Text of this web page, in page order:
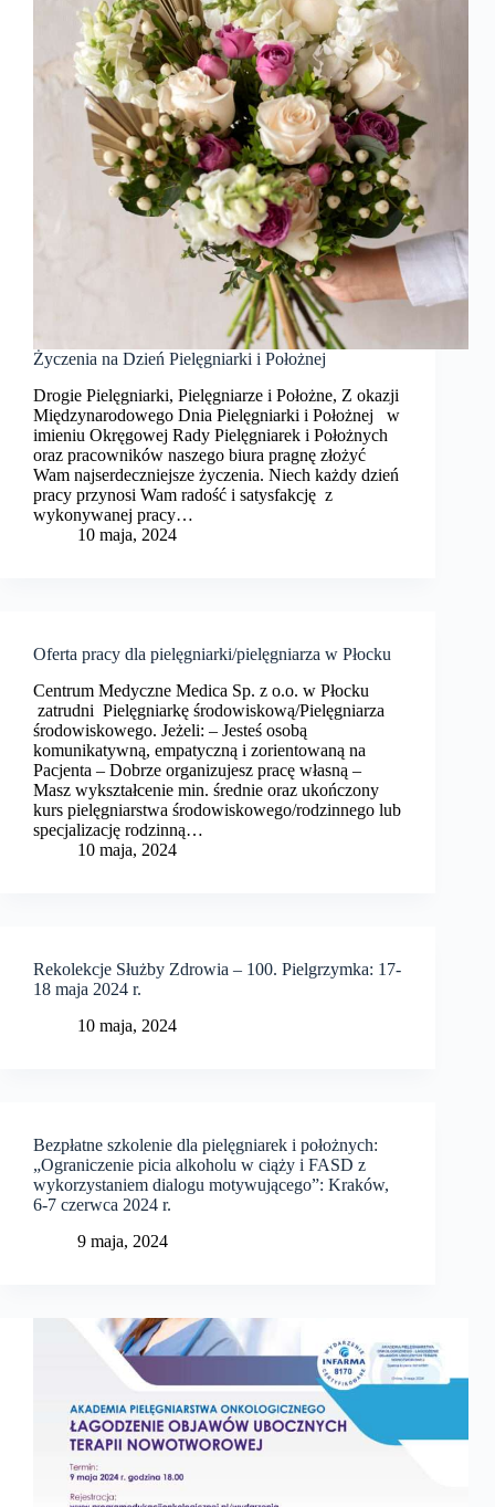
Życzenia na Dzień Pielęgniarki i Położnej
Drogie Pielęgniarki, Pielęgniarze i Położne, Z okazji
Międzynarodowego Dnia Pielęgniarki i Położnej w
imieniu Okręgowej Rady Pielęgniarek i Położnych
oraz pracowników naszego biura pragnę złożyć
Wam najserdeczniejsze życzenia. Niech każdy dzień
pracy przynosi Wam radość i satysfakcję z
wykonywanej pracy…
10 maja, 2024
Oferta pracy dla pielęgniarki/pielęgniarza w Płocku
Centrum Medyczne Medica Sp. z o.o. w Płocku
zatrudni Pielęgniarkę środowiskową/Pielęgniarza
środowiskowego. Jeżeli: – Jesteś osobą
komunikatywną, empatyczną i zorientowaną na
Pacjenta – Dobrze organizujesz pracę własną –
Masz wykształcenie min. średnie oraz ukończony
kurs pielęgniarstwa środowiskowego/rodzinnego lub
specjalizację rodzinną…
10 maja, 2024
Rekolekcje Służby Zdrowia – 100. Pielgrzymka: 17-
18 maja 2024 r.
10 maja, 2024
Bezpłatne szkolenie dla pielęgniarek i położnych:
„Ograniczenie picia alkoholu w ciąży i FASD z
wykorzystaniem dialogu motywującego”: Kraków,
6-7 czerwca 2024 r.
9 maja, 2024